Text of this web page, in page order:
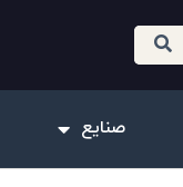
صنایع